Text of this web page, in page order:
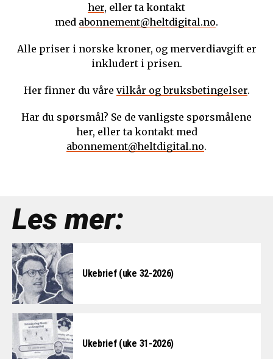
her, eller ta kontakt
med abonnement@heltdigital.no.
Alle priser i norske kroner, og merverdiavgift er
inkludert i prisen.
Her finner du våre vilkår og bruksbetingelser.
Har du spørsmål? Se de vanligste spørsmålene
her, eller ta kontakt med
abonnement@heltdigital.no.
Les mer:
Ukebrief (uke 32-2026)
Ukebrief (uke 31-2026)